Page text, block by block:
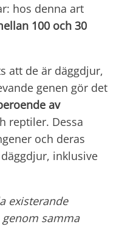
hos denna art
100 och 30
att de är däggdjur,
genen gör det
av
reptiler. Dessa
och deras
inklusive
existerande
samma